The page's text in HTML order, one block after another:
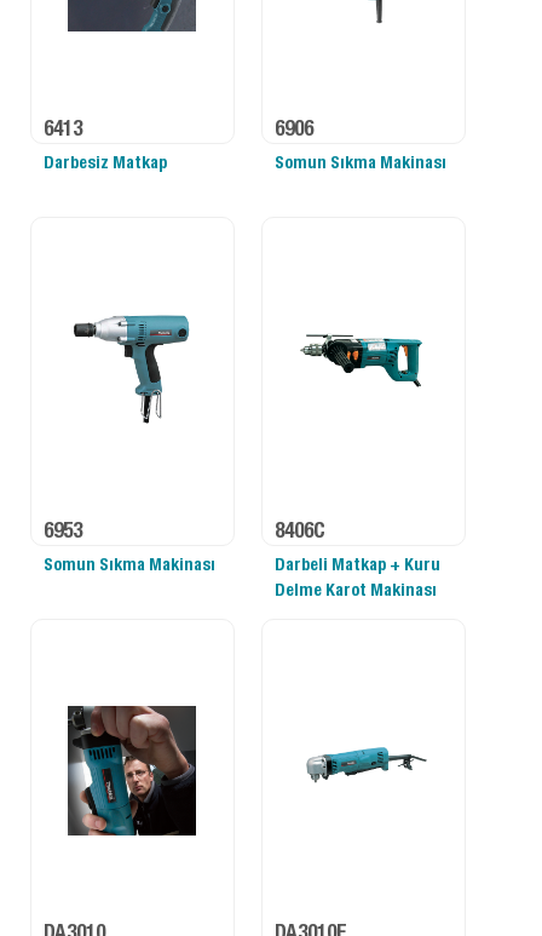
6413
Darbesiz Matkap
6906
Somun Sıkma Makinası
6953
Somun Sıkma Makinası
8406C
Darbeli Matkap + Kuru
Delme Karot Makinası